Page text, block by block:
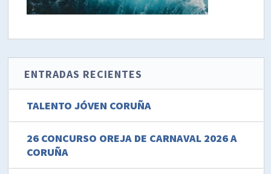
ENTRADAS RECIENTES
TALENTO JÓVEN CORUÑA
26 CONCURSO OREJA DE CARNAVAL 2026 A
CORUÑA